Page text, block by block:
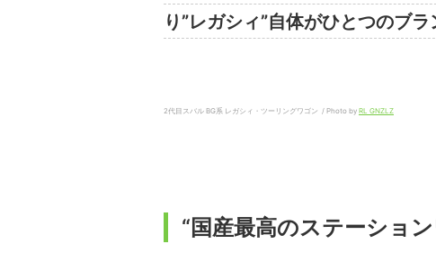
り”レガシィ”自体がひとつのブ
2代目スバル BG系 レガシィ・ツーリングワゴン / Photo by RL GNZLZ
“国産最高のステーショ